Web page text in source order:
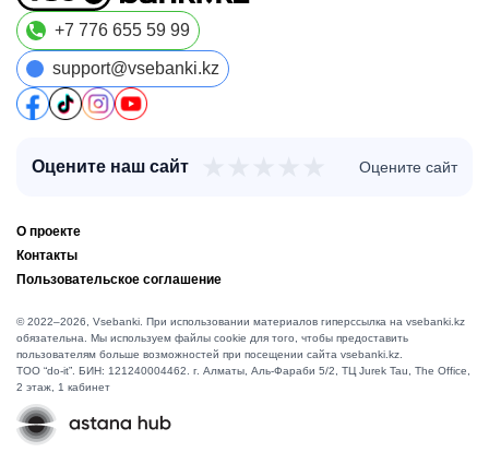
+7 776 655 59 99
support@vsebanki.kz
Оцените наш сайт Оцените сайт
О проекте
Контакты
Пользовательское соглашение
© 2022–2026, Vsebanki. При использовании материалов гиперссылка на vsebanki.kz
обязательна. Мы используем файлы cookie для того, чтобы предоставить
пользователям больше возможностей при посещении сайта vsebanki.kz.
TOO “do-it”. БИН: 121240004462. г. Алматы, ​Аль-Фараби 5/2, ТЦ Jurek Tau, The Office,
2 этаж, 1 кабинет